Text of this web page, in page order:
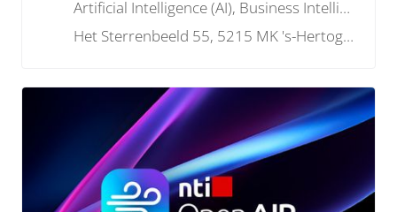
Artificial Intelligence (AI), Business Intelligence , Data, Projectmanagement, Service Provider, Wetgeving, Overig
Het Sterrenbeeld 55, 5215 MK 's-Hertogenbosch, Nederland